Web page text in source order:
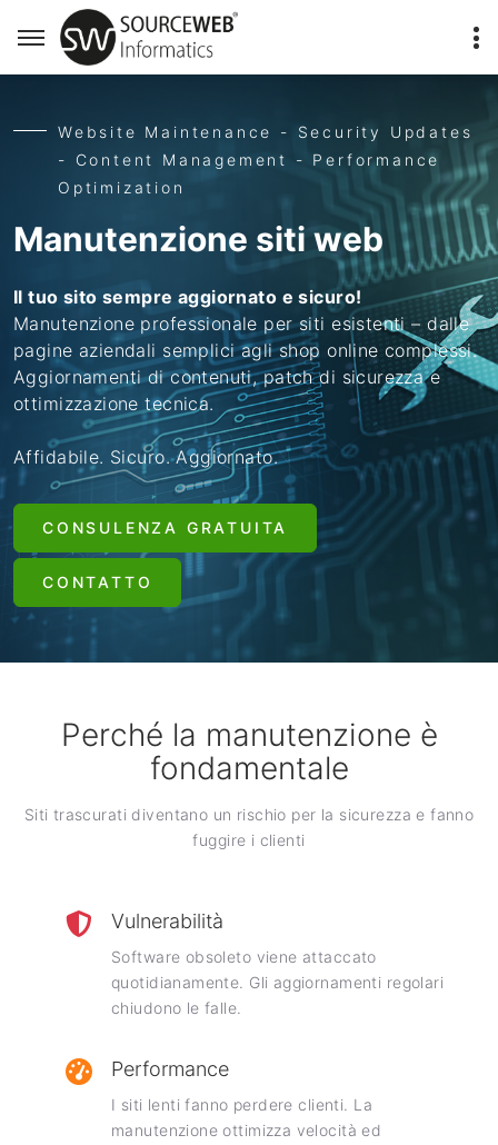
Website Maintenance - Security Updates
- Content Management - Performance
Optimization
Manutenzione siti web
Il tuo sito sempre aggiornato e sicuro!
Manutenzione professionale per siti esistenti – dalle
pagine aziendali semplici agli shop online complessi.
Aggiornamenti di contenuti, patch di sicurezza e
ottimizzazione tecnica.
Affidabile. Sicuro. Aggiornato.
CONSULENZA GRATUITA
CONTATTO
Perché la manutenzione è
fondamentale
Siti trascurati diventano un rischio per la sicurezza e fanno
fuggire i clienti
Vulnerabilità
Software obsoleto viene attaccato
quotidianamente. Gli aggiornamenti regolari
chiudono le falle.
Performance
I siti lenti fanno perdere clienti. La
manutenzione ottimizza velocità ed